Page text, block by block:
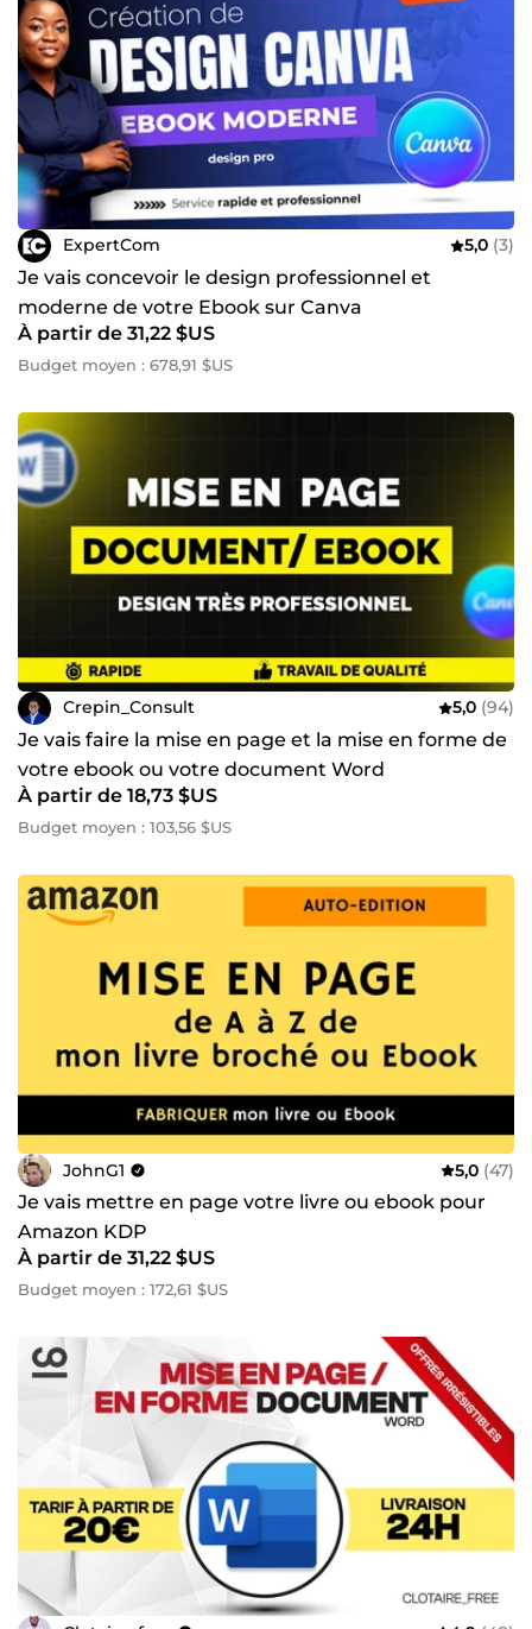
ExpertCom 5,0 (3)
Je vais concevoir le design professionnel et
moderne de votre Ebook sur Canva
À partir de 31,22 $US
Budget moyen : 678,91 $US
Crepin_Consult 5,0 (94)
Je vais faire la mise en page et la mise en forme de
votre ebook ou votre document Word
À partir de 18,73 $US
Budget moyen : 103,56 $US
JohnG1 5,0 (47)
Je vais mettre en page votre livre ou ebook pour
Amazon KDP
À partir de 31,22 $US
Budget moyen : 172,61 $US